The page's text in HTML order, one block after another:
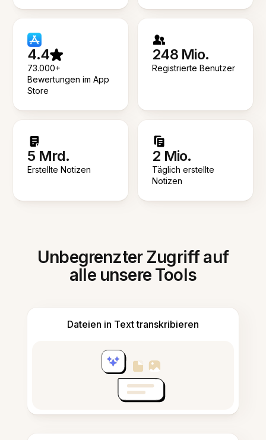
4.4
73.000+
Bewertungen im App
Store
248 Mio.
Registrierte Benutzer
5 Mrd.
Erstellte Notizen
2 Mio.
Täglich erstellte
Notizen
Unbegrenzter Zugriff auf
alle unsere Tools
Dateien in Text transkribieren